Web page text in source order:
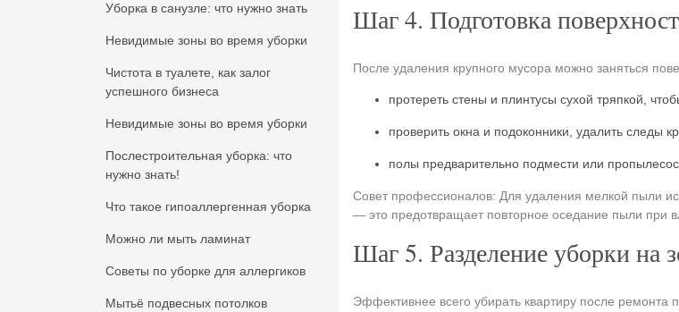
Уборка в санузле: что нужно знать
Невидимые зоны во время уборки
Чистота в туалете, как залог
успешного бизнеса
Невидимые зоны во время уборки
Послестроительная уборка: что
нужно знать!
Что такое гипоаллергенная уборка
Можно ли мыть ламинат
Советы по уборке для аллергиков
Мытьё подвесных потолков
Шаг 4. Подготовка
После удаления крупного мусора можно заняться
протереть стены и плинтусы сухой тряпкой,
проверить окна и подоконники, удалить следы
полы предварительно подмести или
Совет профессионалов: Для удаления мелкой пыли
— это предотвращает повторное оседание пыли при
Шаг 5. Разделение уборки на
Эффективнее всего убирать квартиру после ремонта